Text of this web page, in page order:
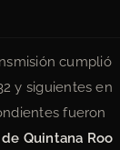
cumplió
y siguientes en
fueron
Quintana Roo